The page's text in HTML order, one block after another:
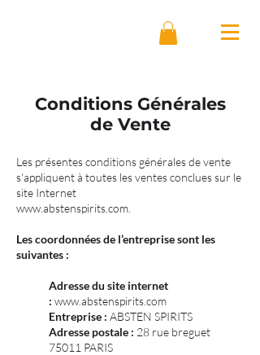
Conditions Générales
de Vente
Les présentes conditions générales de vente
s'appliquent à toutes les ventes conclues sur le
site Internet
www.abstenspirits.com
Les coordonnées de l’entreprise sont les
suivantes :
Adresse du site internet
: www.abstenspirits.com
Entreprise : ABSTEN SPIRITS
Adresse postale : 28 rue breguet
75011 PARIS